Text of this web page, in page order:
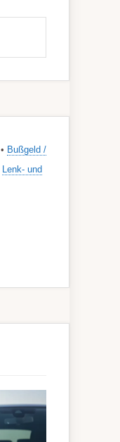
• Bußgeld /
Lenk- und